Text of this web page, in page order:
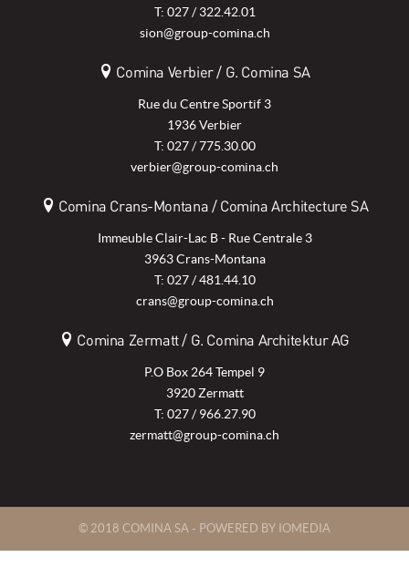
T: 027 / 322.42.01
sion@group-comina.ch
Comina Verbier / G. Comina SA
Rue du Centre Sportif 3
1936 Verbier
T: 027 / 775.30.00
verbier@group-comina.ch
Comina Crans-Montana / Comina Architecture SA
Immeuble Clair-Lac B - Rue Centrale 3
3963 Crans-Montana
T: 027 / 481.44.10
crans@group-comina.ch
Comina Zermatt / G. Comina Architektur AG
P.O Box 264 Tempel 9
3920 Zermatt
T: 027 / 966.27.90
zermatt@group-comina.ch
© 2018 COMINA SA - POWERED BY IOMEDIA